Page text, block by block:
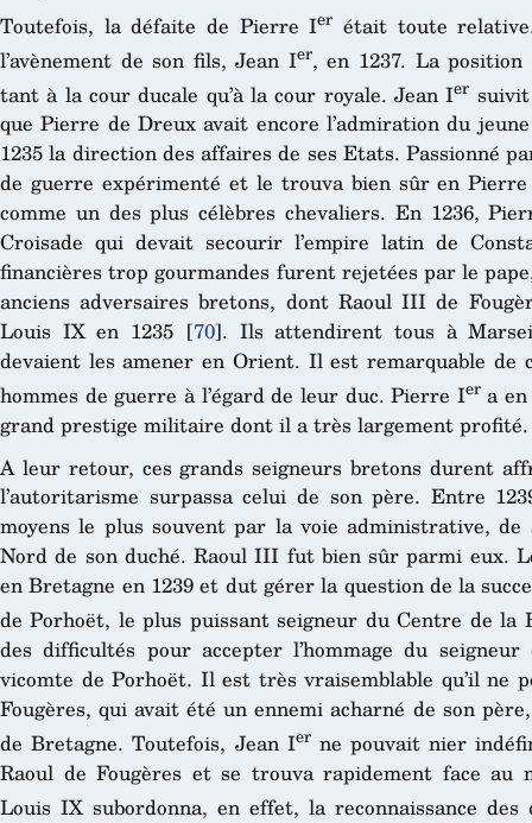
Toutefois, la défaite de Pierre Ier était toute
l’avènement de son fils, Jean Ier, en 1237. La
tant à la cour ducale qu’à la cour royale. Jean Ier
que Pierre de Dreux avait encore l’admiration du
1235 la direction des affaires de ses Etats. Passionné
de guerre expérimenté et le trouva bien sûr en
comme un des plus célèbres chevaliers. En 1236,
Croisade qui devait secourir l’empire latin de
financières trop gourmandes furent rejetées par le
anciens adversaires bretons, dont Raoul III de
Louis IX en 1235 [70]. Ils attendirent tous à
devaient les amener en Orient. Il est remarquable
hommes de guerre à l’égard de leur duc. Pierre Iera en
grand prestige militaire dont il a très largement profité.
A leur retour, ces grands seigneurs bretons durent
l’autoritarisme surpassa celui de son père. Entre
moyens le plus souvent par la voie administrative,
Nord de son duché. Raoul III fut bien sûr parmi eux.
en Bretagne en 1239 et dut gérer la question de la
de Porhoët, le plus puissant seigneur du Centre de la
des difficultés pour accepter l’hommage du
vicomte de Porhoët. Il est très vraisemblable qu’il ne
Fougères, qui avait été un ennemi acharné de son
de Bretagne. Toutefois, Jean Ierne pouvait nier
Raoul de Fougères et se trouva rapidement face au
Louis IX subordonna, en effet, la reconnaissance